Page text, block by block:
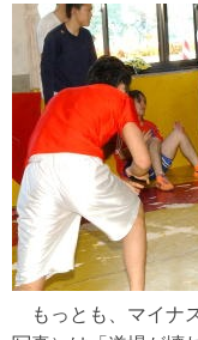
もっとも、マイナ